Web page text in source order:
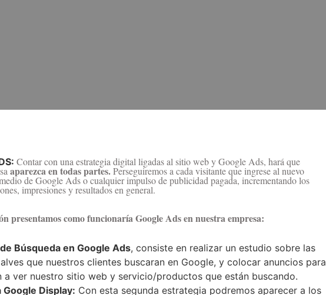
Contar con una estrategia digital ligadas al sitio web y Google Ads, hará que
aparezca en todas partes.Perseguiremos a cada visitante que ingrese al nuevo
de Google Ads o cualquier impulso de publicidad pagada, incrementando los
impresiones y resultados en general.
presentamos como funcionaría Google Ads en nuestra empresa:
Búsqueda en Google Ads, consiste en realizar un estudio sobre las
que nuestros clientes buscaran en Google, y colocar anuncios para
a ver nuestro sitio web y servicio/productos que están buscando.
Display: Con esta segunda estrategia podremos aparecer a los